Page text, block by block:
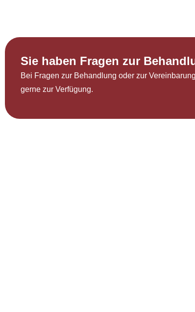
Sie haben Fragen zur
Bei Fragen zur Behandlung oder zur
gerne zur Verfügung.